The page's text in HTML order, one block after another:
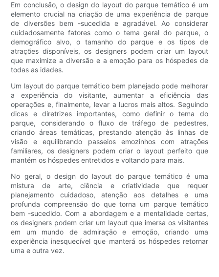
Em conclusão, o design do layout do parque temático é um
elemento crucial na criação de uma experiência de parque
de diversões bem -sucedida e agradável. Ao considerar
cuidadosamente fatores como o tema geral do parque, o
demográfico alvo, o tamanho do parque e os tipos de
atrações disponíveis, os designers podem criar um layout
que maximize a diversão e a emoção para os hóspedes de
todas as idades.
Um layout do parque temático bem planejado pode melhorar
a experiência do visitante, aumentar a eficiência das
operações e, finalmente, levar a lucros mais altos. Seguindo
dicas e diretrizes importantes, como definir o tema do
parque, considerando o fluxo de tráfego de pedestres,
criando áreas temáticas, prestando atenção às linhas de
visão e equilibrando passeios emozinhos com atrações
familiares, os designers podem criar o layout perfeito que
mantém os hóspedes entretidos e voltando para mais.
No geral, o design do layout do parque temático é uma
mistura de arte, ciência e criatividade que requer
planejamento cuidadoso, atenção aos detalhes e uma
profunda compreensão do que torna um parque temático
bem -sucedido. Com a abordagem e a mentalidade certas,
os designers podem criar um layout que imersa os visitantes
em um mundo de admiração e emoção, criando uma
experiência inesquecível que manterá os hóspedes retornar
uma e outra vez.